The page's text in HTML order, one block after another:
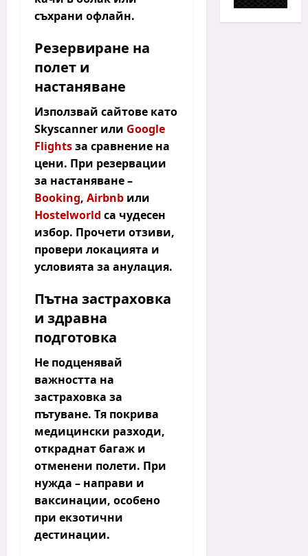
съхрани офлайн.
Резервиране на
полет и
настаняване
Използвай сайтове като
Skyscanner или Google
Flightsза сравнение на
цени. При резервации
за настаняване –
Booking, Airbnb или
Hostelworld са чудесен
избор. Прочети отзиви,
провери локацията и
условията за анулация.
Пътна застраховка
и здравна
подготовка
Не подценявай
важността на
застраховка за
пътуване. Тя покрива
медицински разходи,
откраднат багаж и
отменени полети. При
нужда – направи и
ваксинации, особено
при екзотични
дестинации.